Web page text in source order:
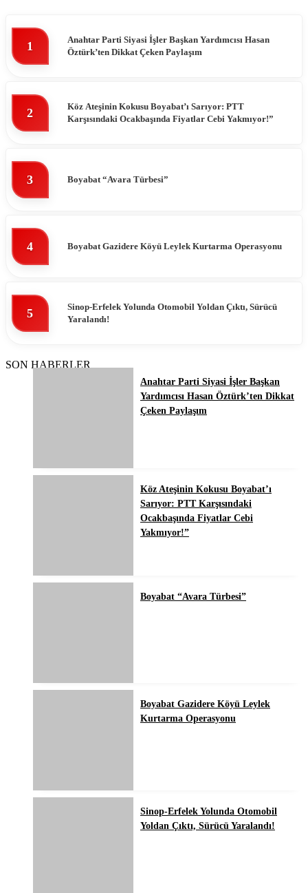
1
Anahtar Parti Siyasi İşler Başkan Yardımcısı Hasan
Öztürk’ten Dikkat Çeken Paylaşım
2
Köz Ateşinin Kokusu Boyabat’ı Sarıyor: PTT
Karşısındaki Ocakbaşında Fiyatlar Cebi Yakmıyor!”
3 Boyabat “Avara Türbesi”
4 Boyabat Gazidere Köyü Leylek Kurtarma Operasyonu
5
Sinop-Erfelek Yolunda Otomobil Yoldan Çıktı, Sürücü
Yaralandı!
SON HABERLER
Anahtar Parti Siyasi İşler Başkan
Yardımcısı Hasan Öztürk’ten Dikkat
Çeken Paylaşım
Köz Ateşinin Kokusu Boyabat’ı
Sarıyor: PTT Karşısındaki
Ocakbaşında Fiyatlar Cebi
Yakmıyor!”
Boyabat “Avara Türbesi”
Boyabat Gazidere Köyü Leylek
Kurtarma Operasyonu
Sinop-Erfelek Yolunda Otomobil
Yoldan Çıktı, Sürücü Yaralandı!